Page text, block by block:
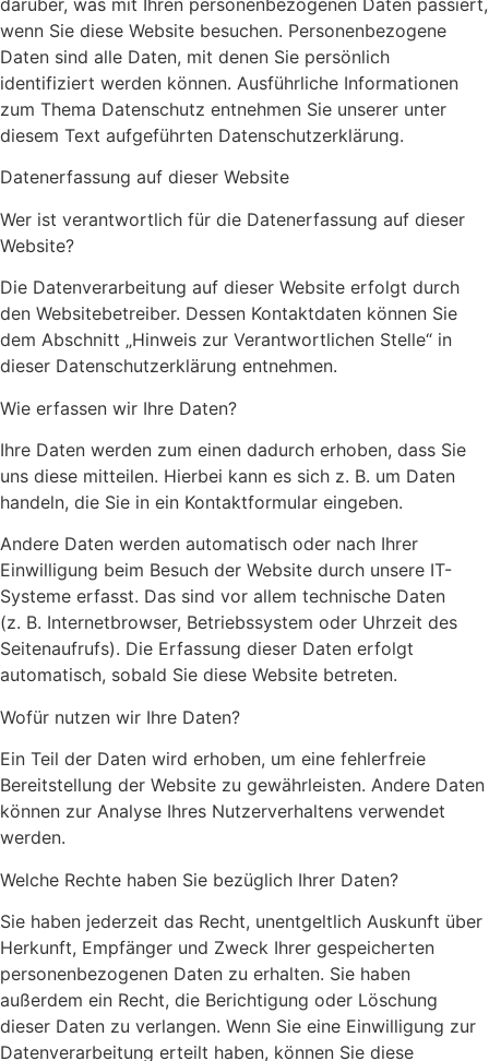
darüber, was mit Ihren personenbezogenen Daten passiert,
wenn Sie diese Website besuchen. Personenbezogene
Daten sind alle Daten, mit denen Sie persönlich
identifiziert werden können. Ausführliche Informationen
zum Thema Datenschutz entnehmen Sie unserer unter
diesem Text aufgeführten Datenschutzerklärung.
Datenerfassung auf dieser Website
Wer ist verantwortlich für die Datenerfassung auf dieser
Website?
Die Datenverarbeitung auf dieser Website erfolgt durch
den Websitebetreiber. Dessen Kontaktdaten können Sie
dem Abschnitt „Hinweis zur Verantwortlichen Stelle“ in
dieser Datenschutzerklärung entnehmen.
Wie erfassen wir Ihre Daten?
Ihre Daten werden zum einen dadurch erhoben, dass Sie
uns diese mitteilen. Hierbei kann es sich z. B. um Daten
handeln, die Sie in ein Kontaktformular eingeben.
Andere Daten werden automatisch oder nach Ihrer
Einwilligung beim Besuch der Website durch unsere IT-
Systeme erfasst. Das sind vor allem technische Daten
(z. B. Internetbrowser, Betriebssystem oder Uhrzeit des
Seitenaufrufs). Die Erfassung dieser Daten erfolgt
automatisch, sobald Sie diese Website betreten.
Wofür nutzen wir Ihre Daten?
Ein Teil der Daten wird erhoben, um eine fehlerfreie
Bereitstellung der Website zu gewährleisten. Andere Daten
können zur Analyse Ihres Nutzerverhaltens verwendet
werden.
Welche Rechte haben Sie bezüglich Ihrer Daten?
Sie haben jederzeit das Recht, unentgeltlich Auskunft über
Herkunft, Empfänger und Zweck Ihrer gespeicherten
personenbezogenen Daten zu erhalten. Sie haben
außerdem ein Recht, die Berichtigung oder Löschung
dieser Daten zu verlangen. Wenn Sie eine Einwilligung zur
Datenverarbeitung erteilt haben, können Sie diese